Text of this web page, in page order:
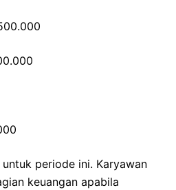
periode ini. Karyawan
keuangan apabila